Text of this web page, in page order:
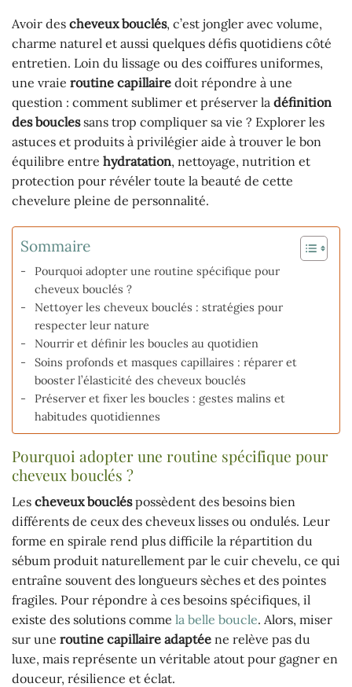
Avoir des cheveux bouclés, c’est jongler avec volume,
charme naturel et aussi quelques défis quotidiens côté
entretien. Loin du lissage ou des coiffures uniformes,
une vraie routine capillaire doit répondre à une
question : comment sublimer et préserver la définition
des bouclessans trop compliquer sa vie ? Explorer les
astuces et produits à privilégier aide à trouver le bon
équilibre entre hydratation, nettoyage, nutrition et
protection pour révéler toute la beauté de cette
chevelure pleine de personnalité.
Sommaire
Pourquoi adopter une routine spécifique pour
cheveux bouclés ?
Nettoyer les cheveux bouclés : stratégies pour
respecter leur nature
Nourrir et définir les boucles au quotidien
Soins profonds et masques capillaires : réparer et
booster l’élasticité des cheveux bouclés
Préserver et fixer les boucles : gestes malins et
habitudes quotidiennes
Pourquoi adopter une routine spécifique pour
cheveux bouclés ?
Les cheveux boucléspossèdent des besoins bien
différents de ceux des cheveux lisses ou ondulés. Leur
forme en spirale rend plus difficile la répartition du
sébum produit naturellement par le cuir chevelu, ce qui
entraîne souvent des longueurs sèches et des pointes
fragiles. Pour répondre à ces besoins spécifiques, il
existe des solutions comme la belle boucle. Alors, miser
sur une routine capillaire adaptée ne relève pas du
luxe, mais représente un véritable atout pour gagner en
douceur, résilience et éclat.